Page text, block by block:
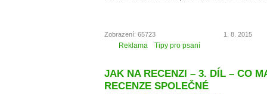
Zobrazení: 65723 1. 8. 2015
Reklama Tipy pro psaní
JAK NA RECENZI – 3. DÍL – CO
RECENZE SPOLEČNÉ